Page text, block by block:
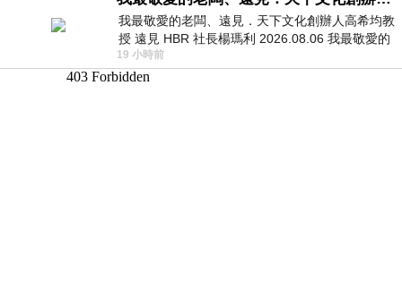
我最敬愛的老闆、遠見．天下文化創辦人高希均教
授 遠見 HBR 社長楊瑪利 2026.08.06 我最敬愛的
老闆、遠見．天下文化創辦人高希均教
19 小時前